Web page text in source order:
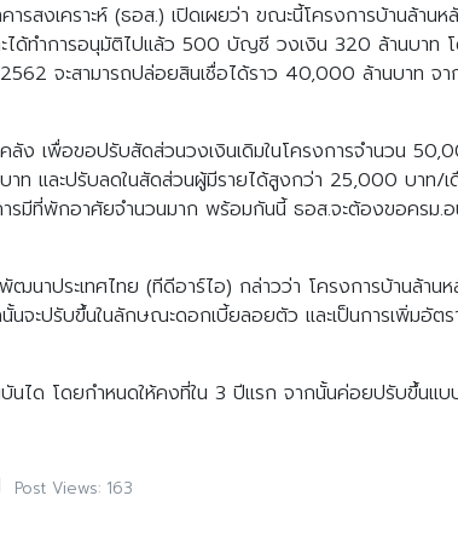
งเคราะห์ (ธอส.) เปิดเผยว่า ขณะนี้โครงการบ้านล้านห
ทำการอนุมัติไปแล้ว 500 บัญชี วงเงิน 320 ล้านบาท
จะสามารถปล่อยสินเชื่อได้ราว 40,000 ล้านบาท จ
ง เพื่อขอปรับสัดส่วนวงเงินเดิมในโครงการจำนวน
ท และปรับลดในสัดส่วนผู้มีรายได้สูงกว่า 25,000 บาท/เ
มีที่พักอาศัยจำนวนมาก พร้อมกันนี้ ธอส.จะต้องขอครม.อ
ประเทศไทย (ทีดีอาร์ไอ) กล่าวว่า โครงการบ้านล้านห
นจะปรับขึ้นในลักษณะดอกเบี้ยลอยตัว และเป็นการเพิ่มอั
นได โดยกำหนดให้คงที่ใน 3 ปีแรก จากนั้นค่อยปรับขึ้นแ
Post Views: 163